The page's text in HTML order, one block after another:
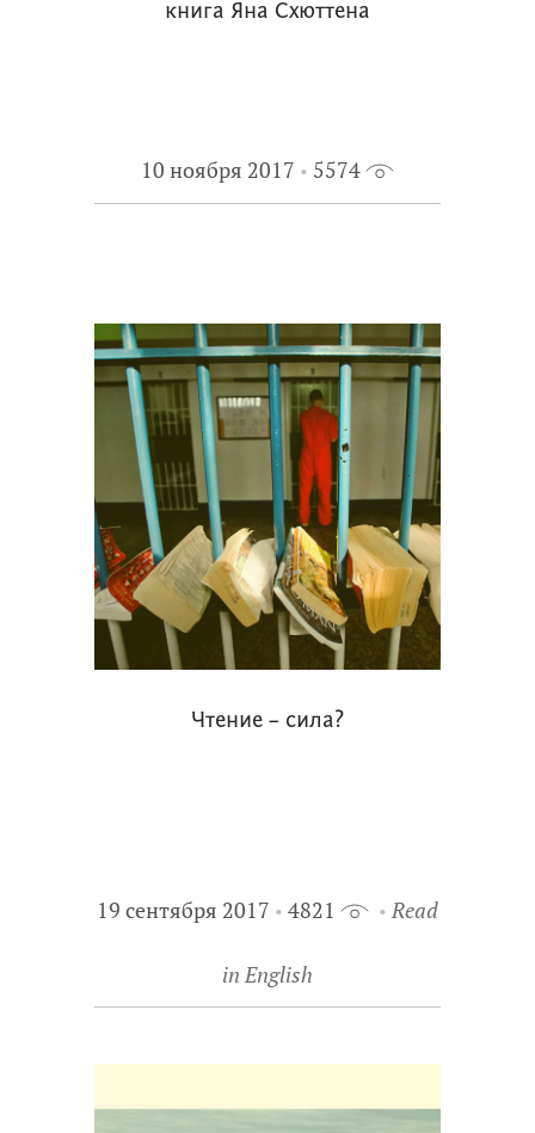
книга Яна Схюттена
10 ноября 2017 5574
Чтение – сила?
19 сентября 2017 4821 Read
in English